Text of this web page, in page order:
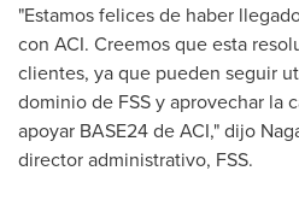
"Estamos felices de haber
con ACI. Creemos que esta
clientes, ya que pueden seguir
dominio de FSS y aprovechar la
apoyar BASE24 de ACI," dijo
director administrativo, FSS.